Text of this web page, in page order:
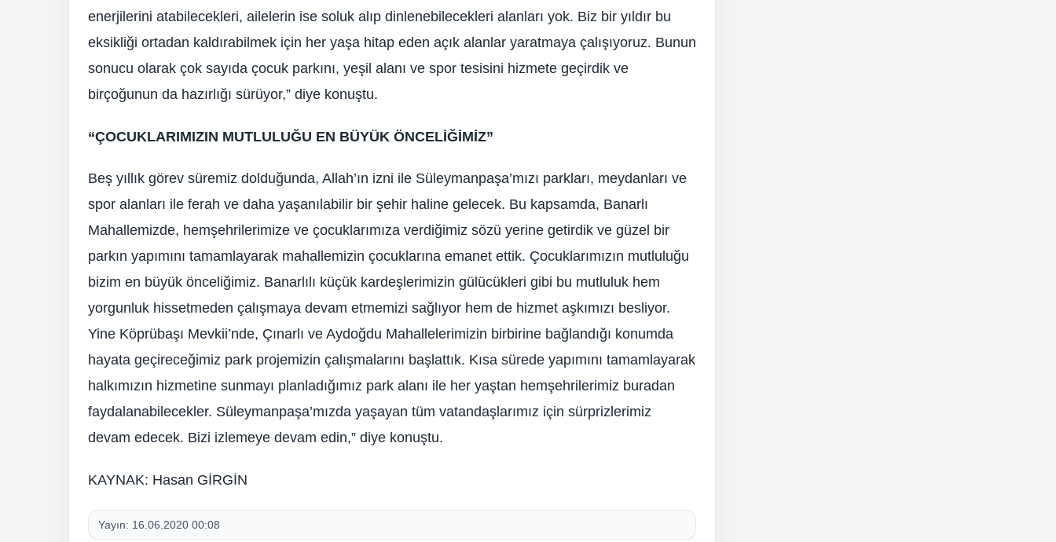
enerjilerini atabilecekleri, ailelerin ise soluk alıp dinlenebilecekleri alanları yok. Biz bir yıldır bu
eksikliği ortadan kaldırabilmek için her yaşa hitap eden açık alanlar yaratmaya çalışıyoruz. Bunun
sonucu olarak çok sayıda çocuk parkını, yeşil alanı ve spor tesisini hizmete geçirdik ve
birçoğunun da hazırlığı sürüyor,” diye konuştu.
“ÇOCUKLARIMIZIN MUTLULUĞU EN BÜYÜK ÖNCELİĞİMİZ”
Beş yıllık görev süremiz dolduğunda, Allah’ın izni ile Süleymanpaşa’mızı parkları, meydanları ve
spor alanları ile ferah ve daha yaşanılabilir bir şehir haline gelecek. Bu kapsamda, Banarlı
Mahallemizde, hemşehrilerimize ve çocuklarımıza verdiğimiz sözü yerine getirdik ve güzel bir
parkın yapımını tamamlayarak mahallemizin çocuklarına emanet ettik. Çocuklarımızın mutluluğu
bizim en büyük önceliğimiz. Banarlılı küçük kardeşlerimizin gülücükleri gibi bu mutluluk hem
yorgunluk hissetmeden çalışmaya devam etmemizi sağlıyor hem de hizmet aşkımızı besliyor.
Yine Köprübaşı Mevkii’nde, Çınarlı ve Aydoğdu Mahallelerimizin birbirine bağlandığı konumda
hayata geçireceğimiz park projemizin çalışmalarını başlattık. Kısa sürede yapımını tamamlayarak
halkımızın hizmetine sunmayı planladığımız park alanı ile her yaştan hemşehrilerimiz buradan
faydalanabilecekler. Süleymanpaşa’mızda yaşayan tüm vatandaşlarımız için sürprizlerimiz
devam edecek. Bizi izlemeye devam edin,” diye konuştu.
KAYNAK: Hasan GİRGİN
Yayın: 16.06.2020 00:08